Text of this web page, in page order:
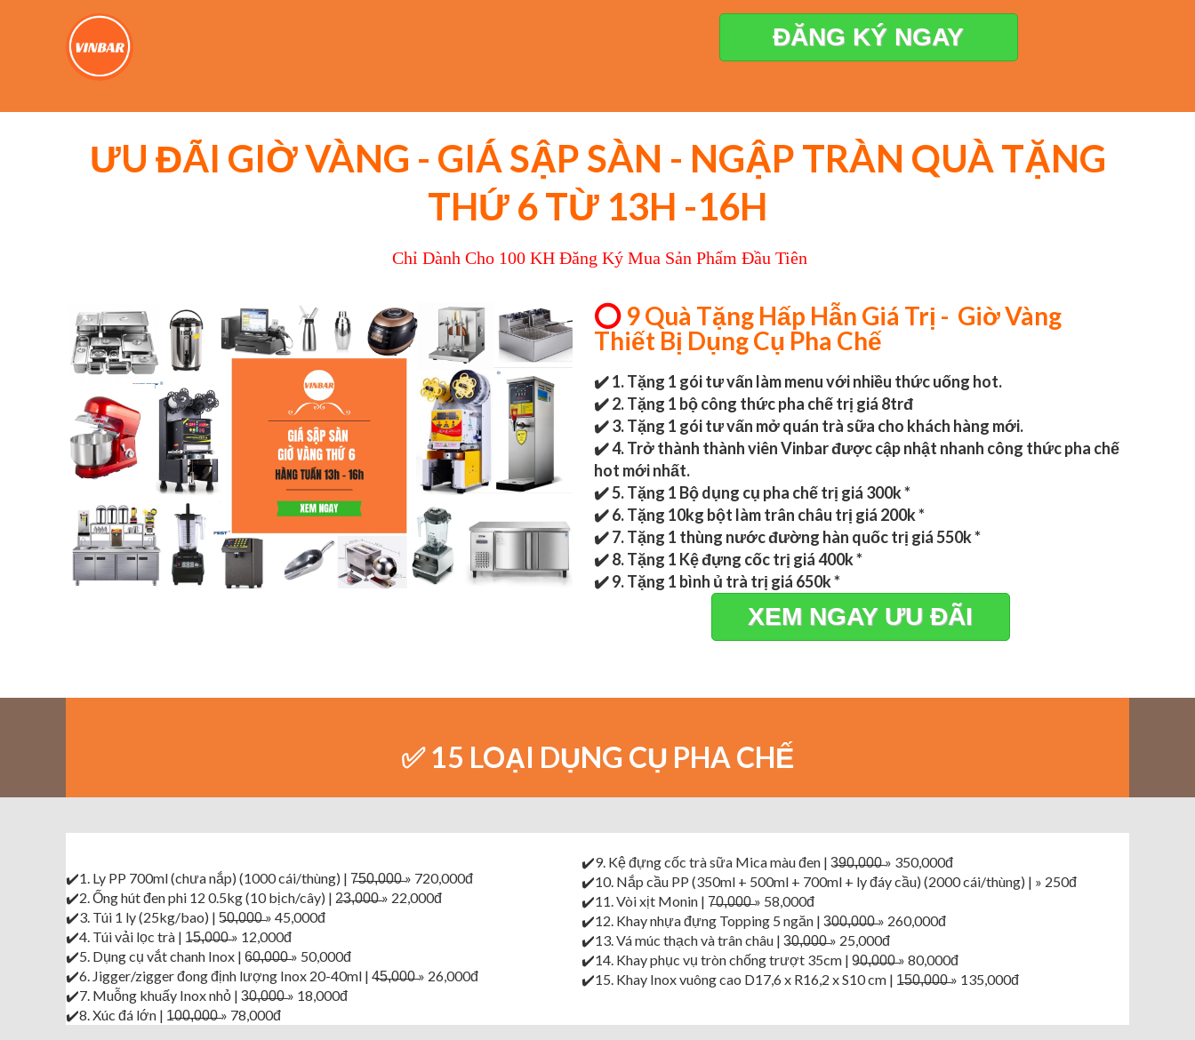
ĐĂNG KÝ NGAY
ƯU ĐÃI GIỜ VÀNG - GIÁ SẬP SÀN - NGẬP TRÀN QUÀ TẶNG
THỨ 6 TỪ 13H -16H
Chỉ Dành Cho 100 KH Đăng Ký Mua Sản Phẩm Đầu Tiên
⭕ 9 Quà Tặng Hấp Hẫn Giá Trị - Giờ Vàng
Thiết Bị Dụng Cụ Pha Chế
✔️ 1. Tặng 1 gói tư vấn làm menu với nhiều thức uống hot.
✔️ 2. Tặng 1 bộ công thức pha chế trị giá 8trđ
✔️ 3. Tặng 1 gói tư vấn mở quán trà sữa cho khách hàng mới.
✔️ 4. Trở thành thành viên Vinbar được cập nhật nhanh công thức pha chế
hot mới nhất.
✔️ 5. Tặng 1 Bộ dụng cụ pha chế trị giá 300k *
✔️ 6. Tặng 10kg bột làm trân châu trị giá 200k *
✔️ 7. Tặng 1 thùng nước đường hàn quốc trị giá 550k *
✔️ 8. Tặng 1 Kệ đựng cốc trị giá 400k *
✔️ 9. Tặng 1 bình ủ trà trị giá 650k *
XEM NGAY ƯU ĐÃI
✅ 15 LOẠI DỤNG CỤ PHA CHẾ
✔️1. Ly PP 700ml (chưa nắp) (1000 cái/thùng) | 7̶5̶0̶,̶0̶0̶0̶ » 720,000đ
✔️2. Ống hút đen phi 12 0.5kg (10 bịch/cây) | 2̶3̶,̶0̶0̶0̶ » 22,000đ
✔️3. Túi 1 ly (25kg/bao) | 5̶0̶,̶0̶0̶0̶ » 45,000đ
✔️4. Túi vải lọc trà | 1̶5̶,̶0̶0̶0̶ » 12,000đ
✔️5. Dụng cụ vắt chanh Inox | 6̶0̶,̶0̶0̶0̶ » 50,000đ
✔️6. Jigger/zigger đong định lượng Inox 20-40ml | 4̶5̶,̶0̶0̶0̶ » 26,000đ
✔️7. Muỗng khuấy Inox nhỏ | 3̶0̶,̶0̶0̶0̶ » 18,000đ
✔️8. Xúc đá lớn | 1̶0̶0̶,̶0̶0̶0̶ » 78,000đ
✔️9. Kệ đựng cốc trà sữa Mica màu đen | 3̶9̶0̶,̶0̶0̶0̶ » 350,000đ
✔️10. Nắp cầu PP (350ml + 500ml + 700ml + ly đáy cầu) (2000 cái/thùng) | » 250đ
✔️11. Vòi xịt Monin | 7̶0̶,̶0̶0̶0̶ » 58,000đ
✔️12. Khay nhựa đựng Topping 5 ngăn | 3̶0̶0̶,̶0̶0̶0̶ » 260,000đ
✔️13. Vá múc thạch và trân châu | 3̶0̶,̶0̶0̶0̶ » 25,000đ
✔️14. Khay phục vụ tròn chống trượt 35cm | 9̶0̶,̶0̶0̶0̶ » 80,000đ
✔️15. Khay Inox vuông cao D17,6 x R16,2 x S10 cm | 1̶5̶0̶,̶0̶0̶0̶ » 135,000đ